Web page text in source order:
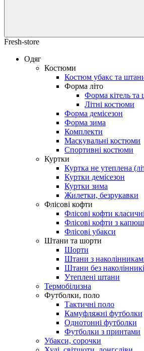
Fresh-store
Одяг
Костюми
Костюм убакс та
Форма літо
Форма кітель та
Літні костюми
Форма демісезон
Форма зима
Комплекти
Маскувальні костюми
Спортивні костюми
Куртки
Куртка не утеплена
Куртки демісезон
Куртки зима
Жилетки, безрукавки
Флісові кофти
Флісові кофти класичні
Флісові кофти з
Флісові убакси
Штани та шорти
Шорти
Штани з
Штани без
Утеплені штани
Термобілизна
Футболки, поло
Тактичні поло
Камуфляжні футболки
Однотонні футболки
Футболки з принтами
Убакси, сорочки